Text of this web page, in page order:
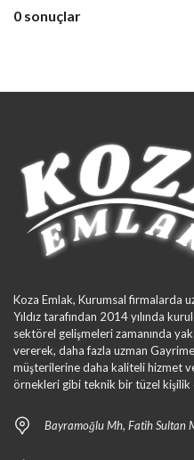
0 sonuçlar
Koza Emlak, Kurumsal firmalarda
Yıldız tarafından 2014 yılında
sektörel gelişmeleri zamanında
vererek, daha fazla uzman
müşterilerine daha kaliteli hizmet
örnekleri gibi teknik bir tüzel kişilik
Bayramoğlu Mh, Fatih Sultan